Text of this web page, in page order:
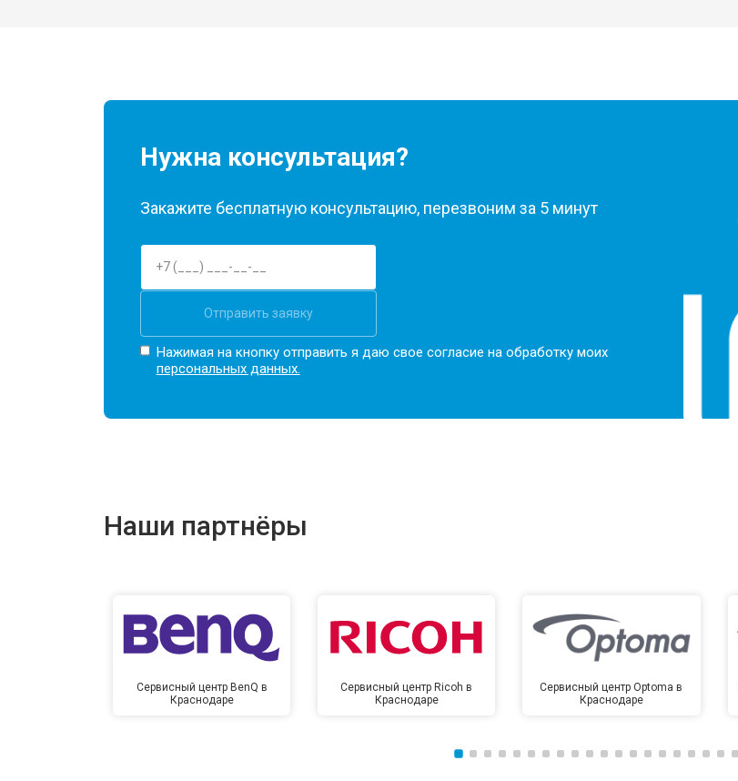
Нужна консультация?
Закажите бесплатную консультацию, перезвоним за 5 минут
Отправить заявку
Нажимая на кнопку отправить я даю свое согласие на обработку моих
персональных данных.
Наши партнёры
Сервисный центр BenQ в
Краснодаре
Сервисный центр Ricoh в
Краснодаре
Сервисный центр Optoma в
Краснодаре